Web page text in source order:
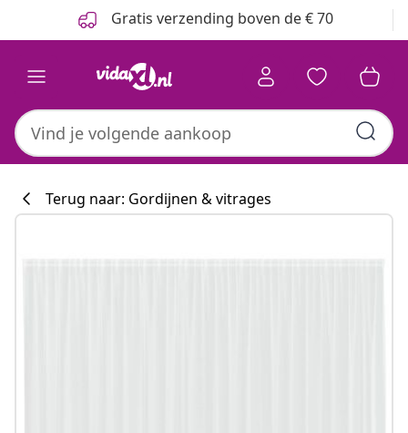
Gratis verzending boven de € 70
Terug naar: Gordijnen & vitrages